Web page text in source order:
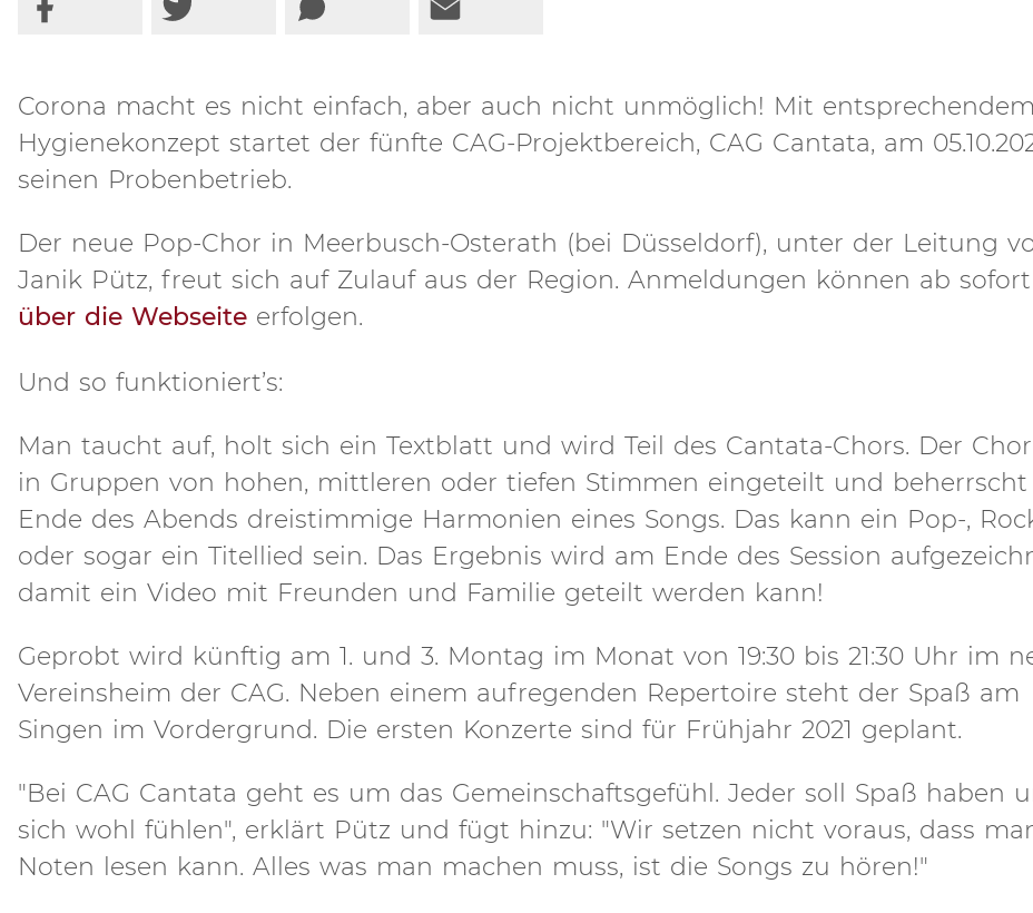
Corona macht es nicht einfach, aber auch nicht unmöglich! Mit entsprechendem
Hygienekonzept startet der fünfte CAG-Projektbereich, CAG Cantata, am
seinen Probenbetrieb.
Der neue Pop-Chor in Meerbusch-Osterath (bei Düsseldorf), unter der Leitung
Janik Pütz, freut sich auf Zulauf aus der Region. Anmeldungen können ab sofort
über die Webseite erfolgen.
Und so funktioniert’s:
Man taucht auf, holt sich ein Textblatt und wird Teil des Cantata-Chors. Der
in Gruppen von hohen, mittleren oder tiefen Stimmen eingeteilt und
Ende des Abends dreistimmige Harmonien eines Songs. Das kann ein Pop-,
oder sogar ein Titellied sein. Das Ergebnis wird am Ende des Session
damit ein Video mit Freunden und Familie geteilt werden kann!
Geprobt wird künftig am 1. und 3. Montag im Monat von 19:30 bis 21:30 Uhr im
Vereinsheim der CAG. Neben einem aufregenden Repertoire steht der Spaß am
Singen im Vordergrund. Die ersten Konzerte sind für Frühjahr 2021 geplant.
"Bei CAG Cantata geht es um das Gemeinschaftsgefühl. Jeder soll Spaß haben
sich wohl fühlen", erklärt Pütz und fügt hinzu: "Wir setzen nicht voraus, dass
Noten lesen kann. Alles was man machen muss, ist die Songs zu hören!"